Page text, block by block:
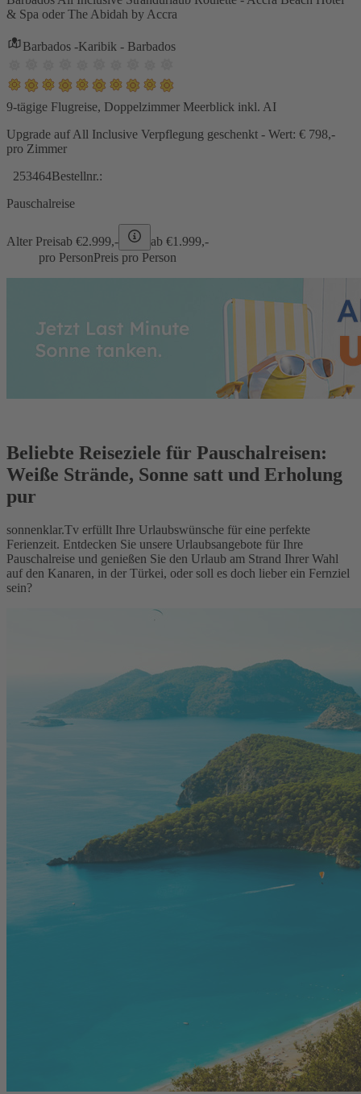
& Spa oder The Abidah by Accra
Barbados -Karibik - Barbados
9-tägige Flugreise, Doppelzimmer Meerblick inkl. AI
Upgrade auf All Inclusive Verpflegung geschenkt - Wert: € 798,-
pro Zimmer
253464Bestellnr.:
Pauschalreise
Alter Preisab €2.999,- ab €1.999,-
pro PersonPreis pro Person
Beliebte Reiseziele für Pauschalreisen:
Weiße Strände, Sonne satt und Erholung
pur
sonnenklar.Tv erfüllt Ihre Urlaubswünsche für eine perfekte
Ferienzeit. Entdecken Sie unsere Urlaubsangebote für Ihre
Pauschalreise und genießen Sie den Urlaub am Strand Ihrer Wahl
auf den Kanaren, in der Türkei, oder soll es doch lieber ein Fernziel
sein?